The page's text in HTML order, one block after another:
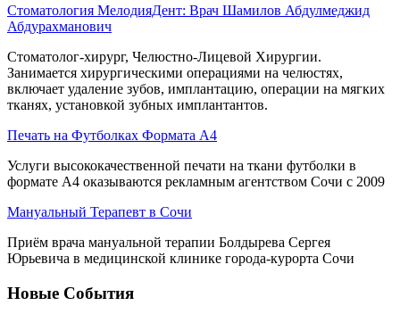
Стоматология МелодияДент: Врач Шамилов Абдулмеджид
Абдурахманович
Стоматолог-хирург, Челюстно-Лицевой Хирургии.
Занимается хирургическими операциями на челюстях,
включает удаление зубов, имплантацию, операции на мягких
тканях, установкой зубных имплантантов.
Печать на Футболках Формата А4
Услуги высококачественной печати на ткани футболки в
формате А4 оказываются рекламным агентством Сочи с 2009
Мануальный Терапевт в Сочи
Приём врача мануальной терапии Болдырева Сергея
Юрьевича в медицинской клинике города-курорта Сочи
Новые События